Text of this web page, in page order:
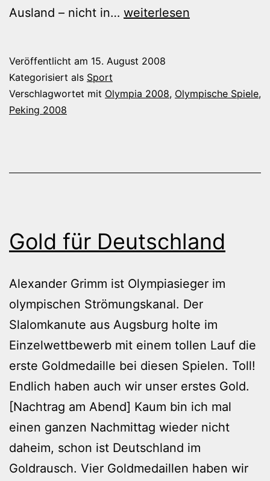
Ausland – nicht in… Die
weiterlesen
Veröffentlicht am 15. August 2008
Kategorisiert als Sport
Verschlagwortet mit Olympia 2008, Olympische Spiele,
Peking 2008
Gold für Deutschland
Alexander Grimm ist Olympiasieger im
olympischen Strömungskanal. Der
Slalomkanute aus Augsburg holte im
Einzelwettbewerb mit einem tollen Lauf die
erste Goldmedaille bei diesen Spielen. Toll!
Endlich haben auch wir unser erstes Gold.
[Nachtrag am Abend] Kaum bin ich mal
einen ganzen Nachmittag wieder nicht
daheim, schon ist Deutschland im
Goldrausch. Vier Goldmedaillen haben wir